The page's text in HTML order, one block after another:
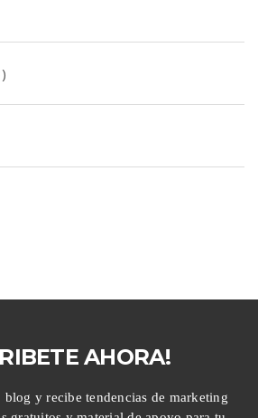
AHORA!
blog y recibe tendencias de marketing